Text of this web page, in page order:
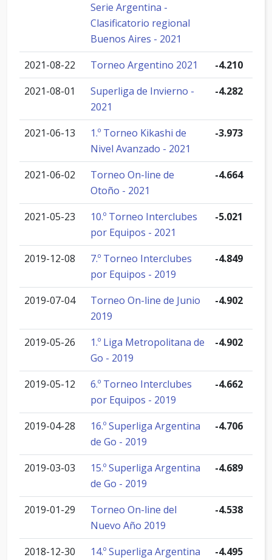
Serie Argentina -
Clasificatorio regional
Buenos Aires - 2021
2021-08-22 Torneo Argentino 2021
-4.210
2021-08-01
Superliga de Invierno -
2021
-4.282
2021-06-13
1.º Torneo Kikashi de
Nivel Avanzado - 2021
-3.973
2021-06-02
Torneo On-line de
Otoño - 2021
-4.664
2021-05-23
10.º Torneo Interclubes
por Equipos - 2021
-5.021
2019-12-08
7.º Torneo Interclubes
por Equipos - 2019
-4.849
2019-07-04
Torneo On-line de Junio
2019
-4.902
2019-05-26
1.º Liga Metropolitana de
Go - 2019
-4.902
2019-05-12
6.º Torneo Interclubes
por Equipos - 2019
-4.662
2019-04-28
16.º Superliga Argentina
de Go - 2019
-4.706
2019-03-03
15.º Superliga Argentina
de Go - 2019
-4.689
2019-01-29
Torneo On-line del
Nuevo Año 2019
-4.538
2018-12-30
14.º Superliga Argentina
-4.495